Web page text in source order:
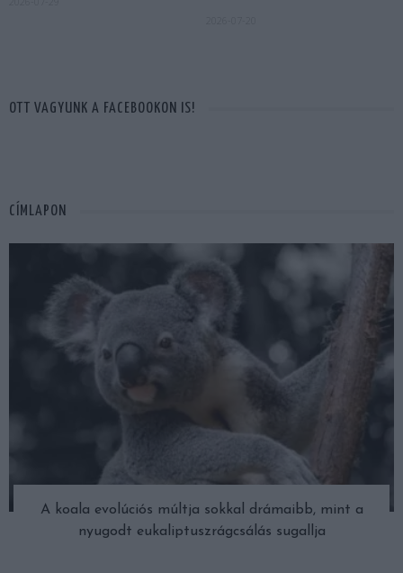
OTT VAGYUNK A FACEBOOKON IS!
CÍMLAPON
A koala evolúciós múltja sokkal drámaibb, mint a
nyugodt eukaliptuszrágcsálás sugallja